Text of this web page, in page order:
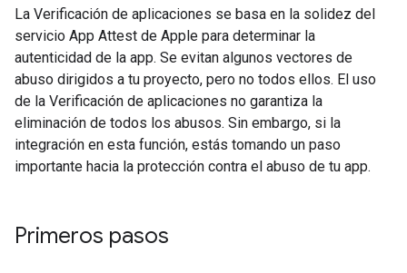
La Verificación de aplicaciones se basa en la solidez del
servicio App Attest de Apple para determinar la
autenticidad de la app. Se evitan algunos vectores de
abuso dirigidos a tu proyecto, pero no todos ellos. El uso
de la Verificación de aplicaciones no garantiza la
eliminación de todos los abusos. Sin embargo, si la
integración en esta función, estás tomando un paso
importante hacia la protección contra el abuso de tu app.
Primeros pasos